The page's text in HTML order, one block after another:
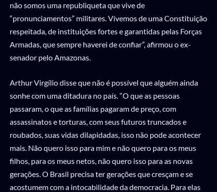
não somos uma republiqueta que vive de
“pronunciamentos” militares. Vivemos de uma Constituição
respeitada, de instituições fortes e garantidas pelas Forças
Armadas, que sempre haverei de confiar”, afirmou o ex-
senador pelo Amazonas.
Arthur Virgílio disse que não é possível que alguém ainda
sonhe com uma ditadura no país. “O que as pessoas
passaram, o que as famílias pagaram de preço, com
assassinatos e torturas, com seus futuros truncados e
roubados, suas vidas dilapidadas, isso não pode acontecer
mais. Não quero isso para mim e não quero para os meus
filhos, para os meus netos, não quero isso para as novas
gerações. O Brasil precisa ter gerações que cresçam e se
acostumem com a intocabilidade da democracia. Para elas